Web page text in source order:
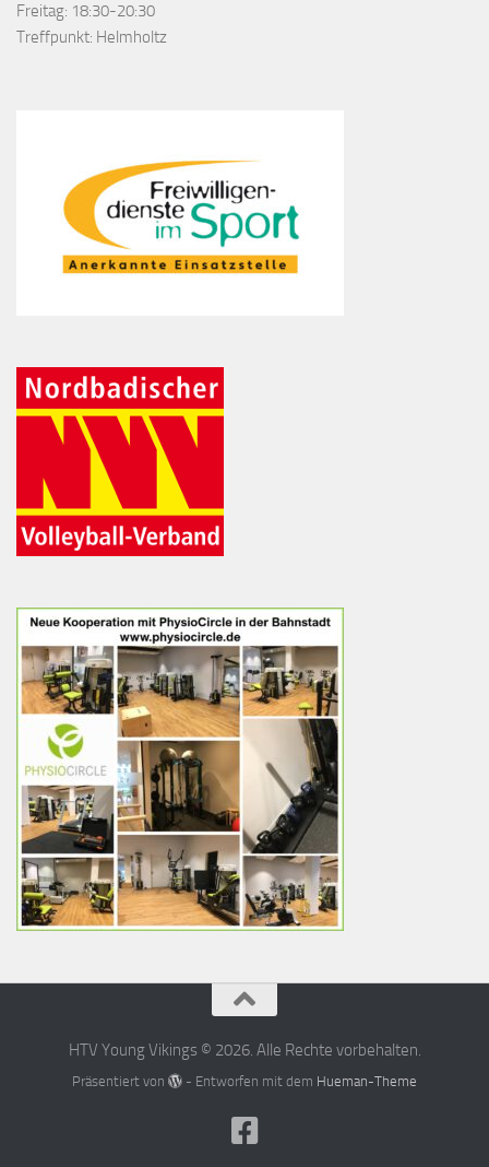
Freitag: 18:30-20:30
Treffpunkt: Helmholtz
HTV Young Vikings © 2026. Alle Rechte vorbehalten.
Präsentiert von - Entworfen mit dem Hueman-Theme